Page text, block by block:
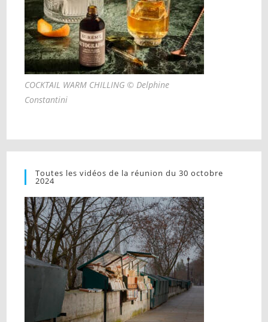
COCKTAIL WARM CHILLING © Delphine
Constantini
Toutes les vidéos de la réunion du 30 octobre
2024